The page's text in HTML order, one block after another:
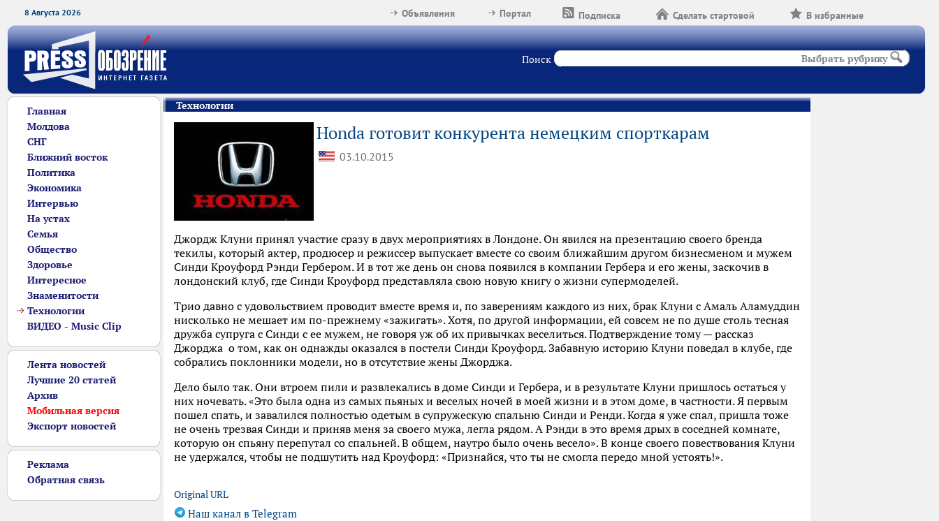
8 Августа 2026 В избранные
Сделать стартовой
Подписка
Портал
Объявления
Поиск Выбрать рубрику
Главная
Молдова
СНГ
Ближний восток
Политика
Экономика
Интервью
На устах
Семья
Общество
Здоровье
Интересное
Знаменитости
Технологии
ВИДЕО - Music Clip
Лента новостей
Лучшие 20 статей
Архив
Мобильная версия
Экспорт новостей
Реклама
Обратная связь
Технологии
Honda готовит конкурента немецким спорткарам
03.10.2015
Джордж Клуни принял участие сразу в двух мероприятиях в Лондоне. Он явился на презентацию своего бренда
текилы, который актер, продюсер и режиссер выпускает вместе со своим ближайшим другом бизнесменом и мужем
Синди Кроуфорд Рэнди Гербером. И в тот же день он снова появился в компании Гербера и его жены, заскочив в
лондонский клуб, где Синди Кроуфорд представляла свою новую книгу о жизни супермоделей.
Трио давно с удовольствием проводит вместе время и, по заверениям каждого из них, брак Клуни с Амаль Аламуддин
нисколько не мешает им по-прежнему «зажигать». Хотя, по другой информации, ей совсем не по душе столь тесная
дружба супруга с Синди с ее мужем, не говоря уж об их привычках веселиться. Подтверждение тому — рассказ
Джорджа о том, как он однажды оказался в постели Синди Кроуфорд. Забавную историю Клуни поведал в клубе, где
собрались поклонники модели, но в отсутствие жены Джорджа.
Дело было так. Они втроем пили и развлекались в доме Синди и Гербера, и в результате Клуни пришлось остаться у
них ночевать. «Это была одна из самых пьяных и веселых ночей в моей жизни и в этом доме, в частности. Я первым
пошел спать, и завалился полностью одетым в супружескую спальню Синди и Ренди. Когда я уже спал, пришла тоже
не очень трезвая Синди и приняв меня за своего мужа, легла рядом. А Рэнди в это время дрых в соседней комнате,
которую он спьяну перепутал со спальней. В общем, наутро было очень весело». В конце своего повествования Клуни
не удержался, чтобы не подшутить над Кроуфорд: «Признайся, что ты не смогла передо мной устоять!».
Original URL
Наш канал в Telegram